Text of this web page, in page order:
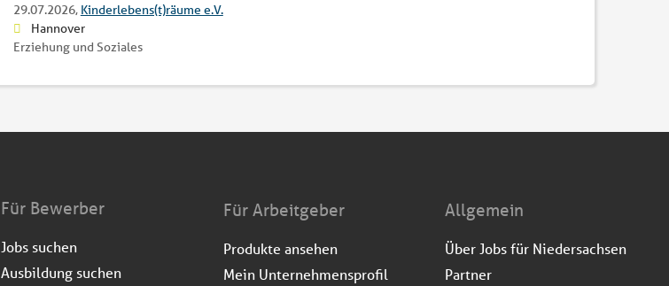
29.07.2026, Kinderlebens(t)räume e.V.
Hannover
Erziehung und Soziales
Für Bewerber
Jobs suchen
Ausbildung suchen
Für Arbeitgeber
Produkte ansehen
Mein Unternehmensprofil
Allgemein
Über Jobs für Niedersachsen
Partner